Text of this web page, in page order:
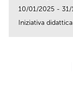
10/01/2025 - 31/
Iniziativa didattica